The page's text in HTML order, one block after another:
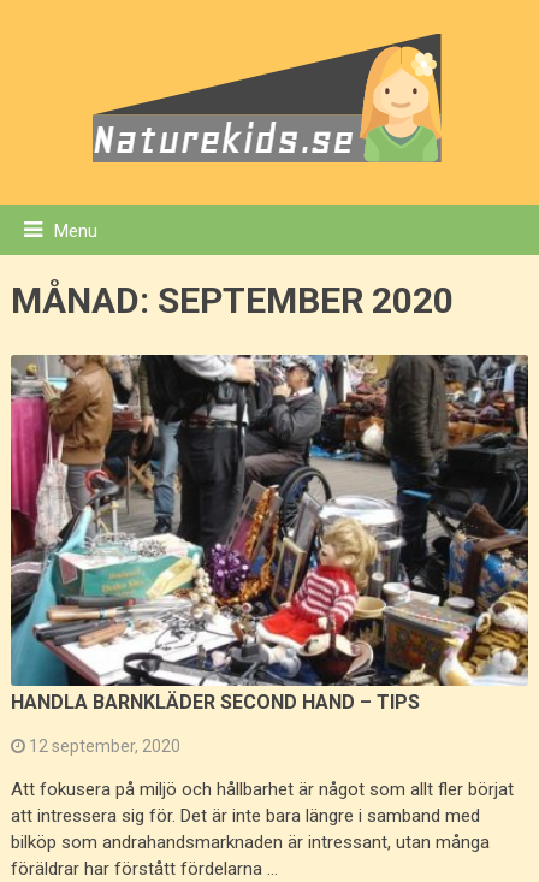
Menu
MÅNAD: SEPTEMBER 2020
HANDLA BARNKLÄDER SECOND HAND – TIPS
12 september, 2020
Att fokusera på miljö och hållbarhet är något som allt fler börjat
att intressera sig för. Det är inte bara längre i samband med
bilköp som andrahandsmarknaden är intressant, utan många
föräldrar har förstått fördelarna …